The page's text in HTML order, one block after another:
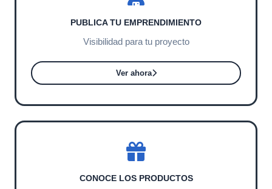
PUBLICA TU EMPRENDIMIENTO
Visibilidad para tu proyecto
Ver ahora
CONOCE LOS PRODUCTOS